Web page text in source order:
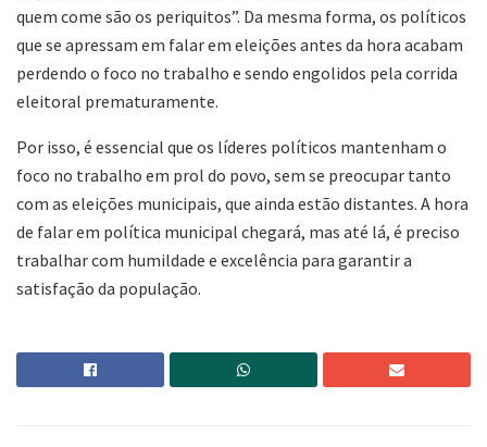
quem come são os periquitos”. Da mesma forma, os políticos
que se apressam em falar em eleições antes da hora acabam
perdendo o foco no trabalho e sendo engolidos pela corrida
eleitoral prematuramente.
Por isso, é essencial que os líderes políticos mantenham o
foco no trabalho em prol do povo, sem se preocupar tanto
com as eleições municipais, que ainda estão distantes. A hora
de falar em política municipal chegará, mas até lá, é preciso
trabalhar com humildade e excelência para garantir a
satisfação da população.